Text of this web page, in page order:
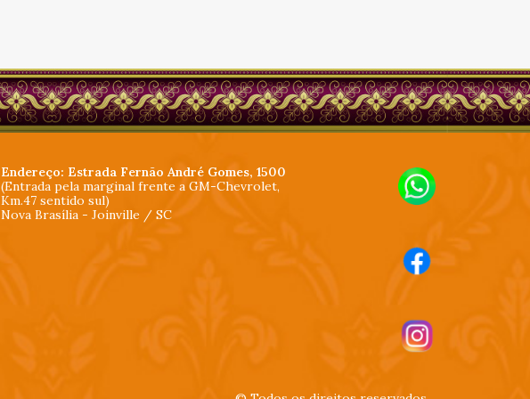
Endereço: Estrada Fernão André Gomes, 1500
(Entrada pela marginal frente a GM-Chevrolet,
Km.47 sentido sul)
Nova Brasília - Joinville / SC